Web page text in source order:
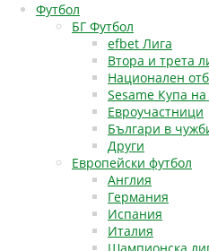
Футбол
БГ Футбол
efbet Лига
Втора и трета
Национален
Sesame Купа
Евроучастници
Българи в
Други
Европейски футбол
Англия
Германия
Испания
Италия